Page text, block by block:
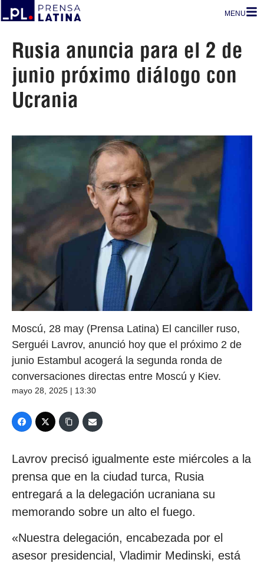
MENU
Rusia anuncia para el 2 de
junio próximo diálogo con
Ucrania
Moscú, 28 may (Prensa Latina) El canciller ruso,
Serguéi Lavrov, anunció hoy que el próximo 2 de
junio Estambul acogerá la segunda ronda de
conversaciones directas entre Moscú y Kiev.
mayo 28, 2025 | 13:30
Lavrov precisó igualmente este miércoles a la
prensa que en la ciudad turca, Rusia
entregará a la delegación ucraniana su
memorando sobre un alto el fuego.
«Nuestra delegación, encabezada por el
asesor presidencial, Vladimir Medinski, está